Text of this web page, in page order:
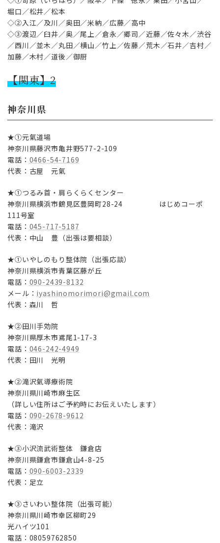
堀口／松井／松本
◇②入江／及川／奥田／米納／広藤／高中
◇③渡辺／臼井／奥／尾上／倉永／郷司／近藤／佐々木／渋谷
／西川／並木／丸田／横山／竹上／佐藤／荒木／石井／吉村／
加藤／木村／道後／御厨
【関東】2
神奈川県
★①元氣道場
神奈川県藤沢市亀井野577-2-109
電話： 0466-54-7169
代表：古屋 元氣
★①つるみ首・肩らくらくセンター
神奈川県横浜市鶴見区豊岡町28-24 はじめコーポ
111号室
電話： 045-717-5187
代表：中山 豊（出張は要相談）
★①いやしのもり整体院（出張応談）
神奈川県横浜市青葉区藤が丘
電話： 090-2439-8132
メール： iyashinomorimori@gmail.com
代表：森川 哲
★②田川手効院
神奈川県厚木市鳶尾1-17-3
電話： 046-242-4949
代表：田川 光明
★②滝沢氣導療術院
神奈川県川崎市麻生区
（詳しい住所はご予約時にお伝えいたします）
電話： 090-2678-9612
代表：滝沢
★③小沢流武術整体 鎌倉店
神奈川県鎌倉市鎌倉山4-8-25
電話： 090-6003-2339
代表：足立
★③さいわい整体院（出張可能）
神奈川県川崎市幸区柳町29
光ハイツ101
電話：08059762850